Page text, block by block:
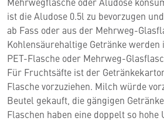
ist die Aludose 0.5l zu bevorzugen
ab Fass oder aus der Mehrweg-
Kohlensäurehaltige Getränke
PET-Flasche oder Mehrweg-
Für Fruchtsäfte ist der
Flasche vorzuziehen. Milch würde
Beutel gekauft, die gängigen
Flaschen haben eine doppelt so